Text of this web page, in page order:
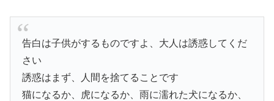
告白は子供がするものですよ、大人は誘惑してくだ
さい
誘惑はまず、人間を捨てることです
猫になるか、虎になるか、雨に濡れた犬になるか、